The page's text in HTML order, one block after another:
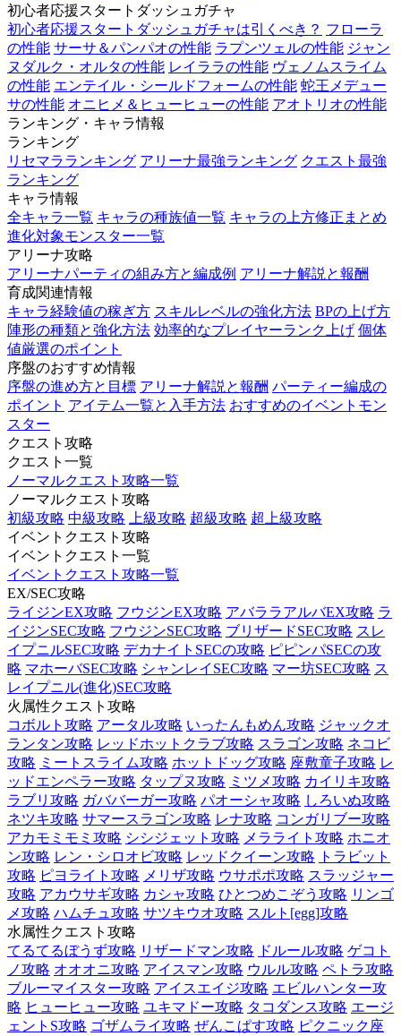
初心者応援スタートダッシュガチャ
初心者応援スタートダッシュガチャは引くべき？ フローラ
の性能 サーサ＆パンパオの性能 ラプンツェルの性能 ジャン
ヌダルク・オルタの性能 レイララの性能 ヴェノムスライム
の性能 エンテイル・シールドフォームの性能 蛇王メデュー
サの性能 オニヒメ＆ヒューヒューの性能 アオトリオの性能
ランキング・キャラ情報
ランキング
リセマラランキング アリーナ最強ランキング クエスト最強
ランキング
キャラ情報
全キャラ一覧 キャラの種族値一覧 キャラの上方修正まとめ
進化対象モンスター一覧
アリーナ攻略
アリーナパーティの組み方と編成例 アリーナ解説と報酬
育成関連情報
キャラ経験値の稼ぎ方 スキルレベルの強化方法 BPの上げ方
陣形の種類と強化方法 効率的なプレイヤーランク上げ 個体
値厳選のポイント
序盤のおすすめ情報
序盤の進め方と目標 アリーナ解説と報酬 パーティー編成の
ポイント アイテム一覧と入手方法 おすすめのイベントモン
スター
クエスト攻略
クエスト一覧
ノーマルクエスト攻略一覧
ノーマルクエスト攻略
初級攻略 中級攻略 上級攻略 超級攻略 超上級攻略
イベントクエスト攻略
イベントクエスト一覧
イベントクエスト攻略一覧
EX/SEC攻略
ライジンEX攻略 フウジンEX攻略 アバララアルバEX攻略 ラ
イジンSEC攻略 フウジンSEC攻略 ブリザードSEC攻略 スレ
イプニルSEC攻略 デカナイトSECの攻略 ピピンパSECの攻
略 マホーバSEC攻略 シャンレイSEC攻略 マー坊SEC攻略 ス
レイプニル(進化)SEC攻略
火属性クエスト攻略
コボルト攻略 アータル攻略 いったんもめん攻略 ジャックオ
ランタン攻略 レッドホットクラブ攻略 スラゴン攻略 ネコビ
攻略 ミートスライム攻略 ホットドッグ攻略 座敷童子攻略 レ
ッドエンペラー攻略 タップヌ攻略 ミツメ攻略 カイリキ攻略
ラブリ攻略 ガババーガー攻略 パオーシャ攻略 しろいぬ攻略
ネツキ攻略 サマースラゴン攻略 レナ攻略 コンガリブー攻略
アカモミモミ攻略 シシジェット攻略 メラライト攻略 ホニオ
ン攻略 レン・シロオビ攻略 レッドクイーン攻略
トラビット
攻略 ピヨライト攻略 メリザ攻略 ウサポポ攻略 スラッジャー
攻略 アカウサギ攻略 カシャ攻略 ひとつめこぞう攻略 リンゴ
メ攻略 ハムチュ攻略 サツキウオ攻略 スルト[egg]攻略
水属性クエスト攻略
てるてるぼうず攻略 リザードマン攻略 ドルール攻略 ゲコト
ノ攻略 オオオニ攻略 アイスマン攻略 ウルル攻略 ペトラ攻略
ブルーマイスター攻略 アイスエイジ攻略 エビルハンター攻
略 ヒューヒュー攻略 ユキマドー攻略 タコダンス攻略 エージ
ェントS攻略 ゴザムライ攻略 ぜんこぱす攻略 ピクニック座